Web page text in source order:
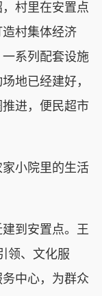
村里在安置点
村集体经济
系列配套设施
地已经建好，
进，便民超市
小院里的生活
到安置点。王
领、文化服
中心，为群众